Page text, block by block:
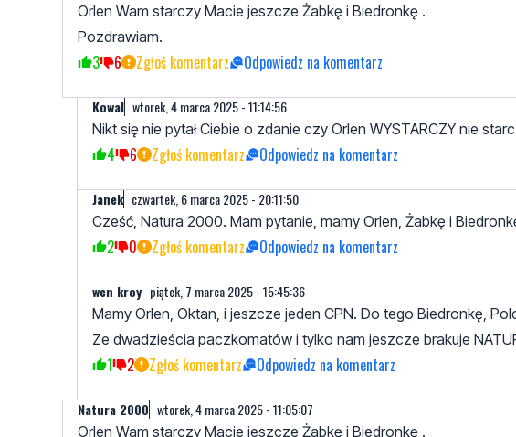
Orlen Wam starczy Macie jeszcze Żabkę i Biedronkę .
Pozdrawiam.
3 6 Zgłoś komentarz Odpowiedz na komentarz
Kowal wtorek, 4 marca 2025 - 11:14:56
Nikt się nie pytał Ciebie o zdanie czy Orlen WYSTARCZY nie
4 6 Zgłoś komentarz Odpowiedz na komentarz
Janek czwartek, 6 marca 2025 - 20:11:50
Cześć, Natura 2000. Mam pytanie, mamy Orlen, Żabkę i
2 0 Zgłoś komentarz Odpowiedz na komentarz
wen kroy piątek, 7 marca 2025 - 15:45:36
Mamy Orlen, Oktan, i jeszcze jeden CPN. Do tego Biedronkę,
Ze dwadzieścia paczkomatów i tylko nam jeszcze brakuje
1 2 Zgłoś komentarz Odpowiedz na komentarz
Natura 2000 wtorek, 4 marca 2025 - 11:05:07
Orlen Wam starczy Macie jeszcze Żabkę i Biedronkę .